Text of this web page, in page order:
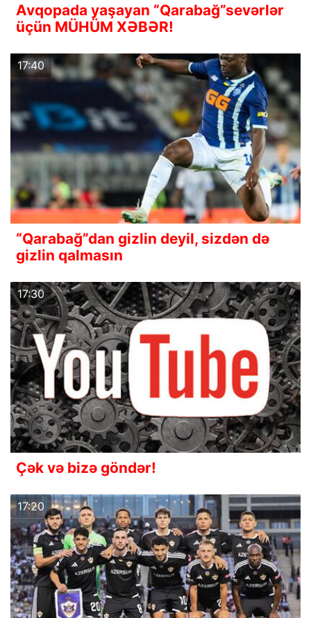
Avqopada yaşayan “Qarabağ”sevərlər
üçün MÜHÜM XƏBƏR!
17:40
“Qarabağ”dan gizlin deyil, sizdən də
gizlin qalmasın
17:30
Çək və bizə göndər!
17:20